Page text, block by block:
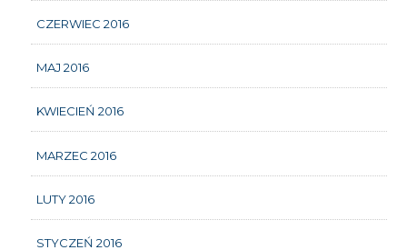
CZERWIEC 2016
MAJ 2016
KWIECIEŃ 2016
MARZEC 2016
LUTY 2016
STYCZEŃ 2016